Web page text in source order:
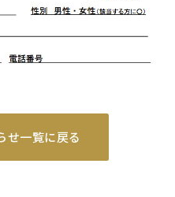
せ一覧に戻る